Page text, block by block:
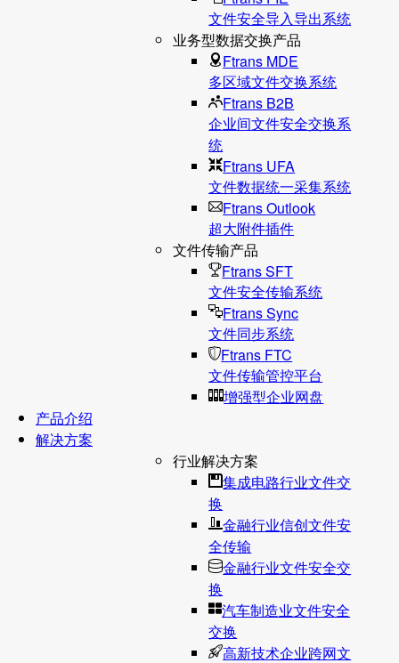
文件安全导入导出系统
业务型数据交换产品
Ftrans MDE
多区域文件交换系统
Ftrans B2B
企业间文件安全交换系
统
Ftrans UFA
文件数据统⼀采集系统
Ftrans Outlook
超大附件插件
文件传输产品
Ftrans SFT
文件安全传输系统
Ftrans Sync
文件同步系统
Ftrans FTC
文件传输管控平台
增强型企业网盘
产品介绍
解决方案
行业解决方案
集成电路行业文件交
换
金融行业信创文件安
全传输
金融行业文件安全交
换
汽车制造业文件安全
交换
高新技术企业跨网文